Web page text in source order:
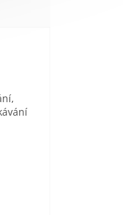
je 5 z 5 hvězdiček.